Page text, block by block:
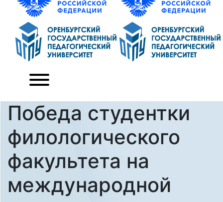
Победа студентки
филологического
факультета на
международной